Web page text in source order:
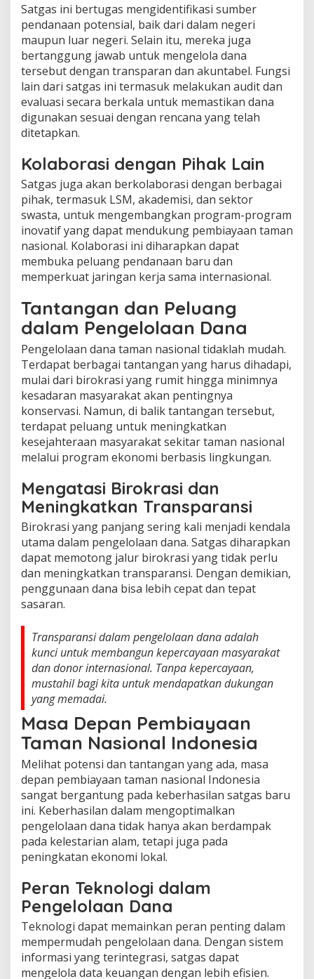
Satgas ini bertugas mengidentifikasi sumber
pendanaan potensial, baik dari dalam negeri
maupun luar negeri. Selain itu, mereka juga
bertanggung jawab untuk mengelola dana
tersebut dengan transparan dan akuntabel. Fungsi
lain dari satgas ini termasuk melakukan audit dan
evaluasi secara berkala untuk memastikan dana
digunakan sesuai dengan rencana yang telah
ditetapkan.
Kolaborasi dengan Pihak Lain
Satgas juga akan berkolaborasi dengan berbagai
pihak, termasuk LSM, akademisi, dan sektor
swasta, untuk mengembangkan program-program
inovatif yang dapat mendukung pembiayaan taman
nasional. Kolaborasi ini diharapkan dapat
membuka peluang pendanaan baru dan
memperkuat jaringan kerja sama internasional.
Tantangan dan Peluang
dalam Pengelolaan Dana
Pengelolaan dana taman nasional tidaklah mudah.
Terdapat berbagai tantangan yang harus dihadapi,
mulai dari birokrasi yang rumit hingga minimnya
kesadaran masyarakat akan pentingnya
konservasi. Namun, di balik tantangan tersebut,
terdapat peluang untuk meningkatkan
kesejahteraan masyarakat sekitar taman nasional
melalui program ekonomi berbasis lingkungan.
Mengatasi Birokrasi dan
Meningkatkan Transparansi
Birokrasi yang panjang sering kali menjadi kendala
utama dalam pengelolaan dana. Satgas diharapkan
dapat memotong jalur birokrasi yang tidak perlu
dan meningkatkan transparansi. Dengan demikian,
penggunaan dana bisa lebih cepat dan tepat
sasaran.
Transparansi dalam pengelolaan dana adalah
kunci untuk membangun kepercayaan masyarakat
dan donor internasional. Tanpa kepercayaan,
mustahil bagi kita untuk mendapatkan dukungan
yang memadai.
Masa Depan Pembiayaan
Taman Nasional Indonesia
Melihat potensi dan tantangan yang ada, masa
depan pembiayaan taman nasional Indonesia
sangat bergantung pada keberhasilan satgas baru
ini. Keberhasilan dalam mengoptimalkan
pengelolaan dana tidak hanya akan berdampak
pada kelestarian alam, tetapi juga pada
peningkatan ekonomi lokal.
Peran Teknologi dalam
Pengelolaan Dana
Teknologi dapat memainkan peran penting dalam
mempermudah pengelolaan dana. Dengan sistem
informasi yang terintegrasi, satgas dapat
mengelola data keuangan dengan lebih efisien.